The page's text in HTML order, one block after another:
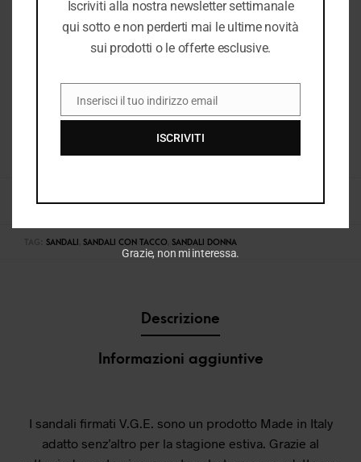
SANDALI SANDALI CON TACCO SANDALI DONNA
Descrizione
Informazioni aggiuntive
I sandali firmati V.G.E. sono un prodotto Made in Italy
adatto senz’altro per la stagione estiva. Grazie al
Iscriviti alla nostra newsletter settimanale
qui sotto e non perderti mai le ultime novità
sui prodotti o le offerte esclusive.
EMAIL
Inserisci il tuo indirizzo email
ISCRIVITI
Grazie, non mi interessa.